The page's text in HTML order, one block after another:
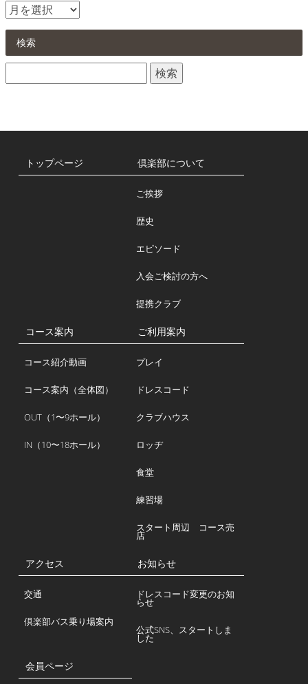
お
せ
検索
索:
トップページ 倶楽部について
ご挨拶
歴史
エピソード
入会ご検討の方へ
提携クラブ
コース案内
コース紹介動画
コース案内（全体図）
OUT（1〜9ホール）
IN（10〜18ホール）
ご利用案内
プレイ
ドレスコード
クラブハウス
ロッヂ
食堂
練習場
スタート周辺 コース売
店
アクセス
交通
倶楽部バス乗り場案内
お知らせ
ドレスコード変更のお知
らせ
公式SNS、スタートしま
した
会員ページ